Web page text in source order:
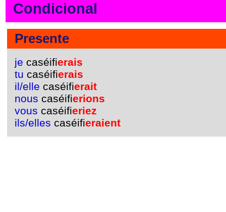
Condicional
Presente
je caséifierais
tu caséifierais
il/elle caséifierait
nous caséifierions
vous caséifieriez
ils/elles caséifieraient